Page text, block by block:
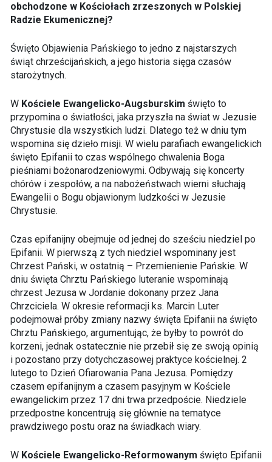
obchodzone w Kościołach zrzeszonych w Polskiej
Radzie Ekumenicznej?
Święto Objawienia Pańskiego to jedno z najstarszych
świąt chrześcijańskich, a jego historia sięga czasów
starożytnych.
W Kościele Ewangelicko-Augsburskim święto to
przypomina o światłości, jaka przyszła na świat w Jezusie
Chrystusie dla wszystkich ludzi. Dlatego też w dniu tym
wspomina się dzieło misji. W wielu parafiach ewangelickich
święto Epifanii to czas wspólnego chwalenia Boga
pieśniami bożonarodzeniowymi. Odbywają się koncerty
chórów i zespołów, a na nabożeństwach wierni słuchają
Ewangelii o Bogu objawionym ludzkości w Jezusie
Chrystusie.
Czas epifanijny obejmuje od jednej do sześciu niedziel po
Epifanii. W pierwszą z tych niedziel wspominany jest
Chrzest Pański, w ostatnią – Przemienienie Pańskie. W
dniu święta Chrztu Pańskiego luteranie wspominają
chrzest Jezusa w Jordanie dokonany przez Jana
Chrzciciela. W okresie reformacji ks. Marcin Luter
podejmował próby zmiany nazwy święta Epifanii na święto
Chrztu Pańskiego, argumentując, że byłby to powrót do
korzeni, jednak ostatecznie nie przebił się ze swoją opinią
i pozostano przy dotychczasowej praktyce kościelnej. 2
lutego to Dzień Ofiarowania Pana Jezusa. Pomiędzy
czasem epifanijnym a czasem pasyjnym w Kościele
ewangelickim przez 17 dni trwa przedpoście. Niedziele
przedpostne koncentrują się głównie na tematyce
prawdziwego postu oraz na świadkach wiary.
W Kościele Ewangelicko-Reformowanym święto Epifanii